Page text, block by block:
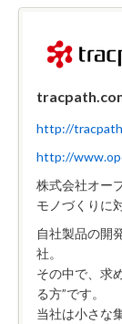
http://
http://
株式会社オー
モノづくりに
自社製品の開
社。
その中で、求
る方”です。
当社は小さな